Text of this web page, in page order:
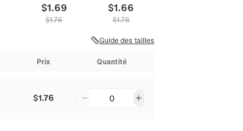
$1.69
$1.76
$1.66
$1.76
Guide des tailles
Prix Quantité
$1.76 0